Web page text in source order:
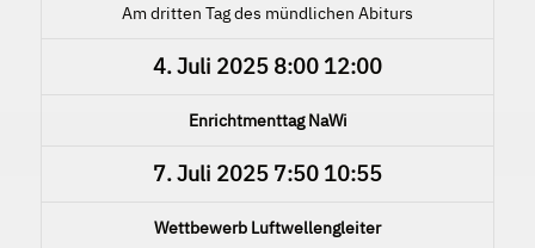
Am dritten Tag des mündlichen Abiturs
4. Juli 2025 8:00 12:00
Enrichtmenttag NaWi
7. Juli 2025 7:50 10:55
Wettbewerb Luftwellengleiter